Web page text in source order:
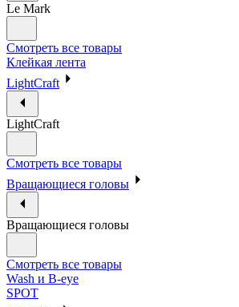
Le Mark
Смотреть все товары
Клейкая лента
LightCraft
LightCraft
Смотреть все товары
Вращающиеся головы
Вращающиеся головы
Смотреть все товары
Wash и B-eye
SPOT